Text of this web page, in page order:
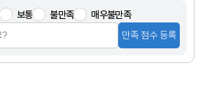
보통 불만족
매우불만족
만족 점수 등록